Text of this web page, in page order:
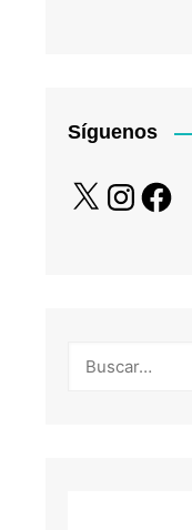
Síguenos
X Instagram